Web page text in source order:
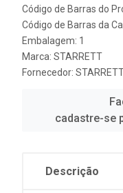
Código de Barras do
Código de Barras da
Embalagem: 1
Marca: STARRETT
Fornecedor:
cadastre-se
Descrição